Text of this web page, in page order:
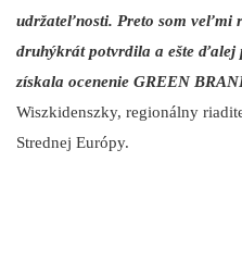
udržateľnosti. Preto som veľmi
druhýkrát potvrdila a ešte ďalej
získala ocenenie GREEN
Wiszkidenszky, regionálny
Strednej Európy.